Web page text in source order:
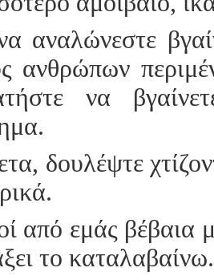
αναλώνεστε
ανθρώπων
να
δουλέψτε
από εμάς βέβαια
το